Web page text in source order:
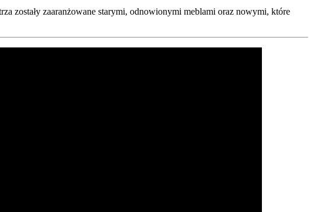
zostały zaaranżowane starymi, odnowionymi meblami oraz nowymi, które